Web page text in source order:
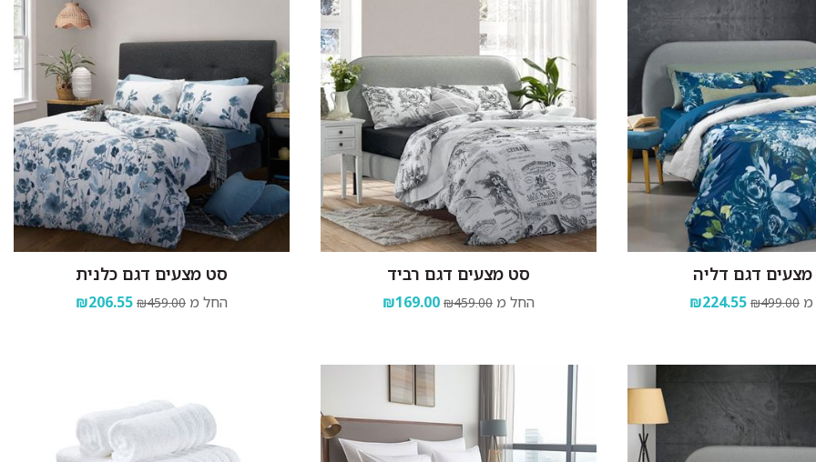
דגם דליה
מ ₪499.00
₪224.55
סט מצעים דגם רביד
החל מ ₪459.00
₪169.00
סט מצעים דגם כלנית
החל מ ₪459.00
₪206.55